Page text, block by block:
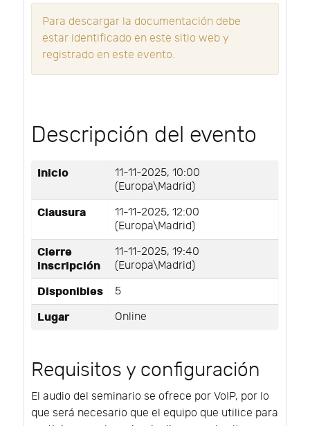
Para descargar la documentación debe
estar identificado en este sitio web y
registrado en este evento.
Descripción del evento
Inicio
11-11-2025, 10:00
(Europa\Madrid)
Clausura
11-11-2025, 12:00
(Europa\Madrid)
Cierre
inscripción
11-11-2025, 19:40
(Europa\Madrid)
Disponibles 5
Lugar Online
Requisitos y configuración
El audio del seminario se ofrece por VoIP, por lo
que será necesario que el equipo que utilice para